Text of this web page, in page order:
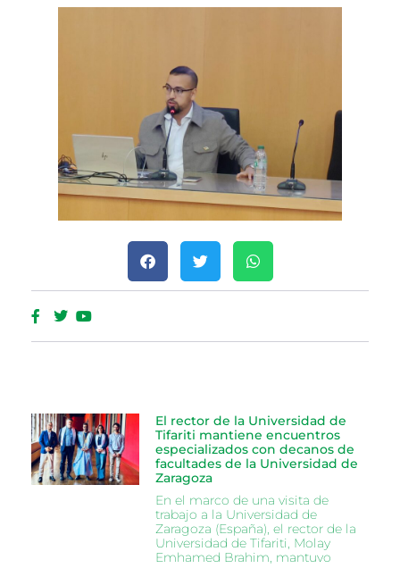
El rector de la Universidad de
Tifariti mantiene encuentros
especializados con decanos de
facultades de la Universidad de
Zaragoza
En el marco de una visita de
trabajo a la Universidad de
Zaragoza (España), el rector de la
Universidad de Tifariti, Molay
Emhamed Brahim, mantuvo